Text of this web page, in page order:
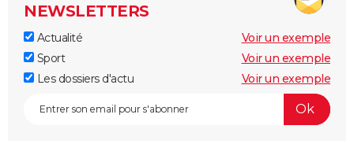
NEWSLETTERS
Actualité
Voir un exemple
Sport
Voir un exemple
Les dossiers d'actu
Voir un exemple